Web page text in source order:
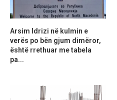
Arsim Idrizi në kulmin e
verës po bën gjum dimëror,
është rrethuar me tabela
pa...